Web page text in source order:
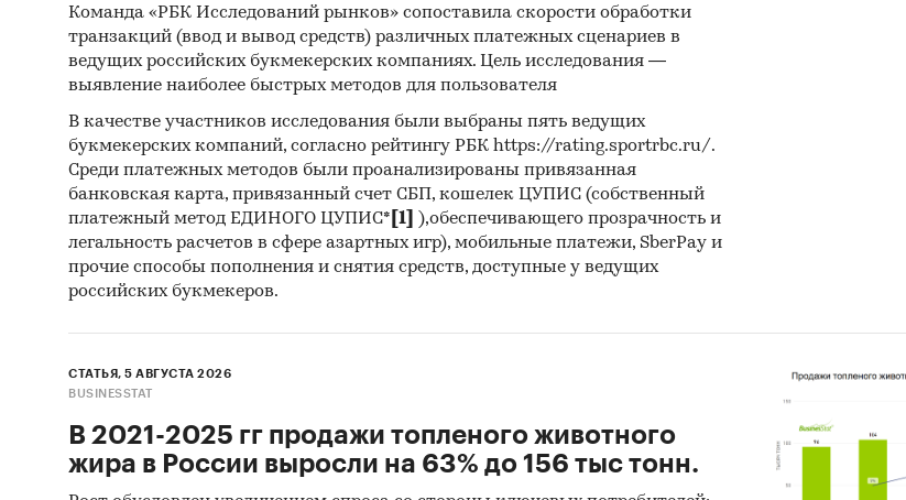
Команда «РБК Исследований рынков» сопоставила скорости обработки
транзакций (ввод и вывод средств) различных платежных сценариев в
ведущих российских букмекерских компаниях. Цель исследования —
выявление наиболее быстрых методов для пользователя
В качестве участников исследования были выбраны пять ведущих
букмекерских компаний, согласно рейтингу РБК https://rating.sportrbc.ru/.
Среди платежных методов были проанализированы привязанная
банковская карта, привязанный счет СБП, кошелек ЦУПИС (собственный
платежный метод ЕДИНОГО ЦУПИС* [1]
),обеспечивающего прозрачность и
легальность расчетов в сфере азартных игр), мобильные платежи, SberPay и
прочие способы пополнения и снятия средств, доступные у ведущих
российских букмекеров.
СТАТЬЯ, 5 АВГУСТА 2026
BUSINESSTAT
В 2021-2025 гг продажи топленого животного
жира в России выросли на 63% до 156 тыс тонн.